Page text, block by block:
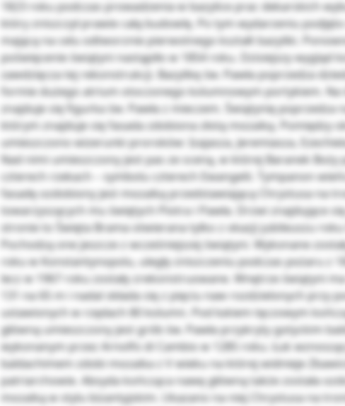
1823 roku podczas prowadzenia w bazylice prac dekarskich
który zniszczył prawie całą budowlę. Po tym wydarzeniu
mającą na celu odtworznie pierwotnego kształt bazyliki.
poświęcenie świątyni nastąpiło w 1854 roku. Dzisiejszy wygląd
zawdzięcza tej rekonstrukcji. Bazylikę św. Pawła poprzedza
formie dużego atrium otoczonego kolumnowym portykiem. Na
znajduje się figurka św. Pawła z mieczem. Świątynię poprzedza
którym znajduje się fasada zdobiona złotą mozaiką. Pomiędzy
umieszczono wizerunki proroków: Izajasza, Jeremiasza,
Nad nimi umieszczony jest pas ze sceną, w której Baranek Boży
czterech rzekach – symbolu czterech Ewangelii. Tympanon
fasadę ozdobiony jest mozaiką przedstawiającą Chrystusa na
towarzyszących mu świętych Piotra i Pawła. Drzwi znajdujące
stronie to Święta Brama otwierana tylko z okazji jubileuszu roku
Pochodzą one jeszcze z wcześniejszej świątyni. Wykonane
roku w Konstantynopolu, uległy zniszczeniu podczas pożaru z
lecz w 1967 roku zostały zrekonstruowane. Wnętrze świątyni
131 na 65 m i nadal składa się z pięciu naw rozdzielonych przy
ustawionych w rzędach 80 kolumn. Pod łukiem tęczowym
główną umieszczony jest grób św. Pawła przykryty gotyckim
wykonanym przez Arnolfo di Cambio w 1285 roku. Łuk
baldachimem zdobi mozaika z V wieku na której widnieje
patriarchowie. Absyda kończąca nawę główną także została
mozaiką w stylu bizantyjskim. Ukazano na niej Chrystusa na